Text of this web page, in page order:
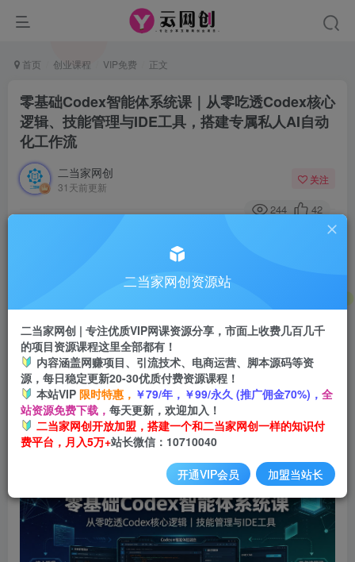
首页 创业课程 VIP免费 正文
零基础Codex智能体系统课｜从零吃透Codex核心
逻辑、技能管理与IDE工具，搭建专属私人AI自动
化工作流
二当家网创
31天前更新
关注
244 42
此内容为付费阅读，请付费后查看
￥9.9
会员免费
登录购买
零基础Codex智能体系统课｜从零吃透Codex核心逻辑、技
能管理与IDE工具，搭建专属私人AI自动化工作流
二当家网创资源站
二当家网创 | 专注优质VIP网课资源分享，市面上收费几百几千
的项目资源课程这里全部都有！
内容涵盖网赚项目、引流技术、电商运营、脚本源码等资
源，每日稳定更新20-30优质付费资源课程！
本站VIP 限时特惠， ￥79/年，￥99/永久 (推广佣金70%)， 全
站资源免费下载， 每天更新，欢迎加入！
二当家网创开放加盟，搭建一个和二当家网创一样的知识付
费平台，月入5万+站长微信：10710040
开通VIP会员 加盟当站长